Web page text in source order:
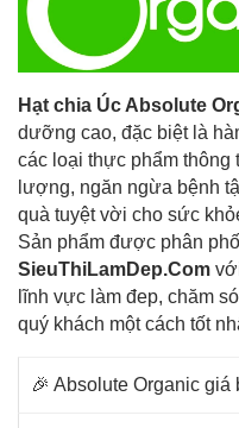
Hạt chia Úc Absolute
dưỡng cao, đặc biệt là
các loại thực phẩm
lượng, ngăn ngừa bệnh
quà tuyệt vời cho sức
Sản phẩm được phân
SieuThiLamDep.Com
lĩnh vực làm đep, chăm
quý khách một cách tốt
🎉 Absolute Organic giá